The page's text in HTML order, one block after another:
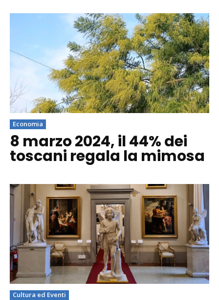
Economia
8 marzo 2024, il 44% dei
toscani regala la mimosa
Cultura ed Eventi